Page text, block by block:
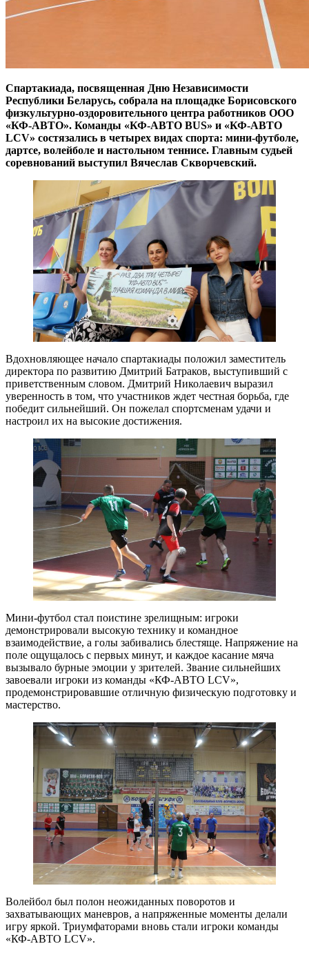
Спартакиада, посвященная Дню Независимости
Республики Беларусь, собрала на площадке Борисовского
физкультурно-оздоровительного центра работников ООО
«КФ-АВТО». Команды «КФ-АВТО BUS» и «КФ-АВТО
LCV» состязались в четырех видах спорта: мини-футболе,
дартсе, волейболе и настольном теннисе. Главным судьей
соревнований выступил Вячеслав Скворчевский.
Вдохновляющее начало спартакиады положил заместитель
директора по развитию Дмитрий Батраков, выступивший с
приветственным словом. Дмитрий Николаевич выразил
уверенность в том, что участников ждет честная борьба, где
победит сильнейший. Он пожелал спортсменам удачи и
настроил их на высокие достижения.
Мини-футбол стал поистине зрелищным: игроки
демонстрировали высокую технику и командное
взаимодействие, а голы забивались блестяще. Напряжение на
поле ощущалось с первых минут, и каждое касание мяча
вызывало бурные эмоции у зрителей. Звание сильнейших
завоевали игроки из команды «КФ-АВТО LCV»,
продемонстрировавшие отличную физическую подготовку и
мастерство.
Волейбол был полон неожиданных поворотов и
захватывающих маневров, а напряженные моменты делали
игру яркой. Триумфаторами вновь стали игроки команды
«КФ-АВТО LCV».